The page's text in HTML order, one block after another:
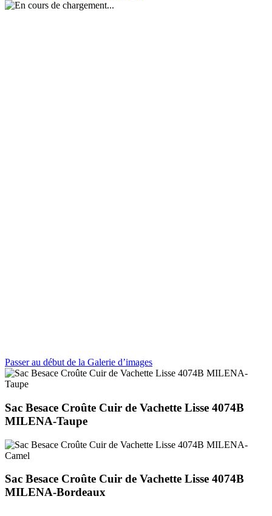
Passer au début de la Galerie d’images
Sac Besace Croûte Cuir de Vachette Lisse 4074B
MILENA-Taupe
Sac Besace Croûte Cuir de Vachette Lisse 4074B
MILENA-Bordeaux